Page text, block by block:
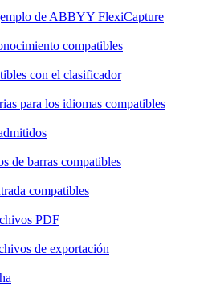
de ABBYY FlexiCapture
compatibles
con el clasificador
para los idiomas compatibles
de barras compatibles
compatibles
PDF
de exportación